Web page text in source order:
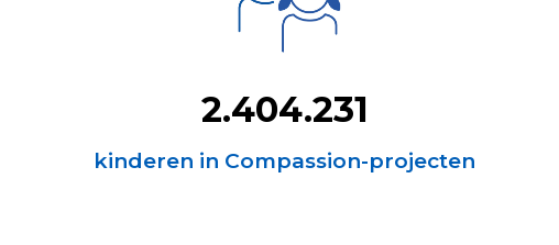
2.404.231
kinderen in Compassion-projecten